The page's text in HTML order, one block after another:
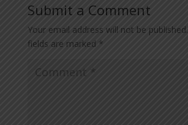
Submit a Comment
Your email address will not be published.
fields are marked *